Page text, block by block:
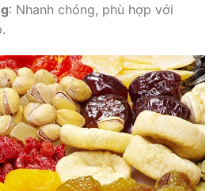
: Nhanh chóng, phù hợp với